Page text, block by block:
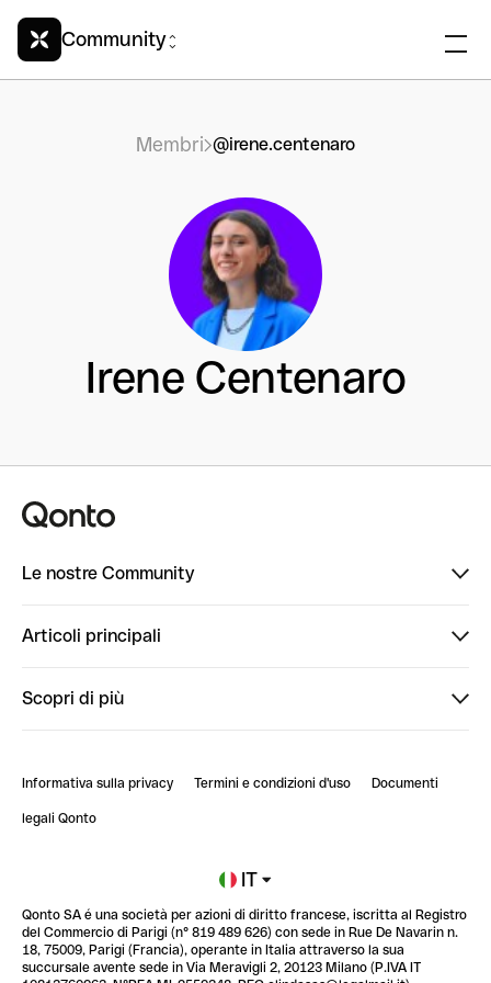
Community
Membri @irene.centenaro
Irene Centenaro
Le nostre Community
PowerUp
Articoli principali
StrongHer Mentorship | Notion: come organizzare...
Scopri di più
Blog
Glossario finanziario
Informativa sulla privacy Termini e condizioni d'uso Documenti
legali Qonto
IT
Qonto SA é una società per azioni di diritto francese, iscritta al Registro
del Commercio di Parigi (n° 819 489 626) con sede in Rue De Navarin n.
18, 75009, Parigi (Francia), operante in Italia attraverso la sua
succursale avente sede in Via Meravigli 2, 20123 Milano (P.IVA IT